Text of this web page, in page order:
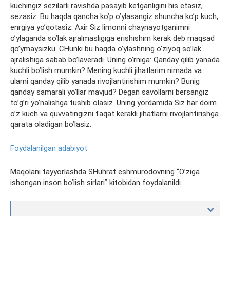
kuchingiz sezilarli ravishda pasayib ketganligini his etasiz,
sezasiz. Bu haqda qancha ko’p o’ylasangiz shuncha ko’p kuch,
enrgiya yo’qotasiz. Axir Siz limonni chaynayotganimni
o’ylaganda so’lak ajralmasligiga erishishim kerak deb maqsad
qo’ymaysizku. CHunki bu haqda o’ylashning o’ziyoq so’lak
ajralishiga sabab bo’laveradi. Uning o’rniga: Qanday qilib yanada
kuchli bo’lish mumkin? Mening kuchli jihatlarim nimada va
ularni qanday qilib yanada rivojlantirishim mumkin? Bunig
qanday samarali yo’llar mavjud? Degan savollarni bersangiz
to’g’ri yo’nalishga tushib olasiz. Uning yordamida Siz har doim
o’z kuch va quvvatingizni faqat kerakli jihatlarni rivojlantirishga
qarata oladigan bo’lasiz.
Foydalanilgan adabiyot
Maqolani tayyorlashda SHuhrat eshmurodovning “O’ziga
ishongan inson bo’lish sirlari” kitobidan foydalanildi.